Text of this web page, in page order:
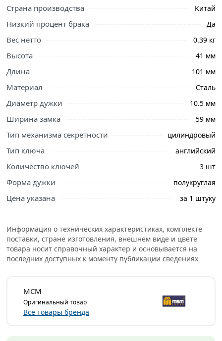
Ознакомьтесь с подробными характеристиками,
описанием и отзывами о товаре, чтобы сделать
профессиональные менеджеры обработают заказ и
свяжутся с Вами для согласования условий доставки
или самовывоза.
Влагозащищенный замок из наборных пластин
производителя MSM TP1-40 используется для установки
на петли различных щитов, а также на двери жилых
Обрезиненное покрытие корпуса обеспечивает
герметизацию замка, повышая его устойчивость к
образованию коррозии и защищает от воздействия
Условия доставки и цены на товар Навесной замок
Влагозащищенный TP1-50 MSM из категорииНавесные
замкидействительны в Москве и области.
Страна производства Китай
Низкий процент брака Да
Вес нетто 0.39 кг
Высота 41 мм
Длина 101 мм
Материал Сталь
Диаметр дужки 10.5 мм
Ширина замка 59 мм
Тип механизма секретности цилиндровый
Тип ключа английский
Количество ключей 3 шт
Форма дужки полукруглая
Цена указана за 1 штуку
Информация о технических характеристиках, комплекте
поставки, стране изготовления, внешнем виде и цвете
товара носит справочный характер и основывается на
последних доступных к моменту публикации сведениях
МСМ
Оригинальный товар
Все товары бренда